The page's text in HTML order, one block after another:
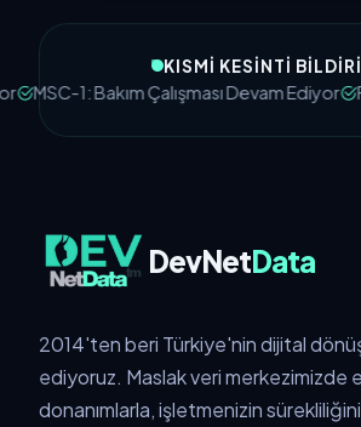
KISMI KESINTI
Çalışması Devam Ediyor FRA-1: Tüm
DevNetData
2014'ten beri Türkiye'nin dijital
ediyoruz. Maslak veri merkezimizde
donanımlarla, işletmenizin